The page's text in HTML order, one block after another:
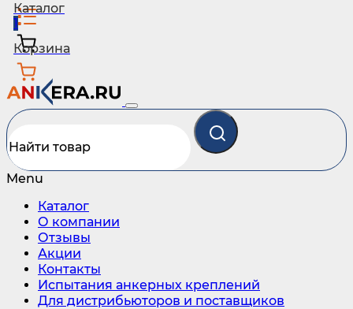
Каталог
1
Корзина
Menu
Каталог
О компании
Отзывы
Акции
Контакты
Испытания анкерных креплений
Для дистрибьюторов и поставщиков